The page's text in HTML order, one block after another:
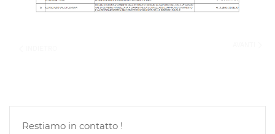
Restiamo in contatto !